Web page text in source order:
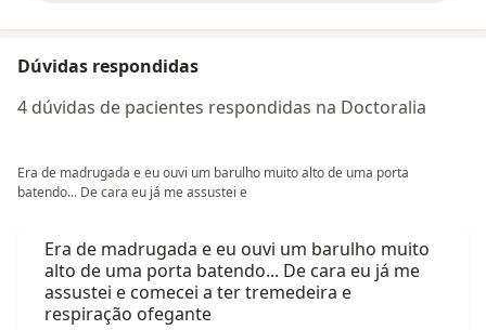
Dúvidas respondidas
4 dúvidas de pacientes respondidas na Doctoralia
Era de madrugada e eu ouvi um barulho muito alto de uma porta
batendo... De cara eu já me assustei e
Era de madrugada e eu ouvi um barulho muito
alto de uma porta batendo... De cara eu já me
assustei e comecei a ter tremedeira e
respiração ofegante